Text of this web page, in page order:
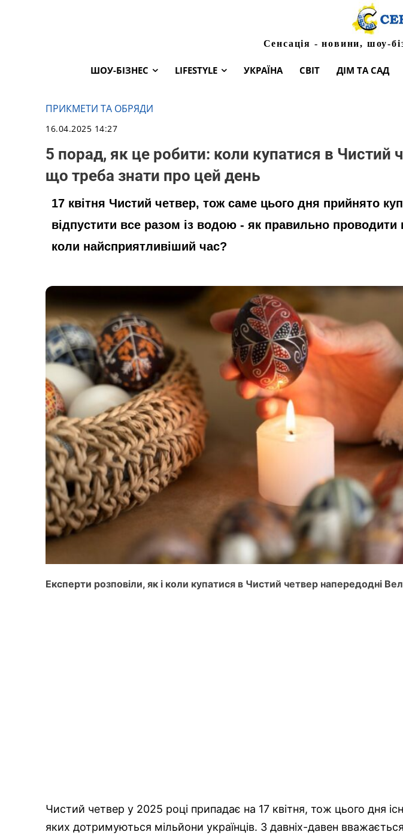
Сенсація - новини, шоу-
ШОУ-БІЗНЕС LIFESTYLE УКРАЇНА СВІТ ДІМ ТА САД
ПРИКМЕТИ ТА ОБРЯДИ
16.04.2025 14:27
5 порад, як це робити: коли купатися в Чистий
що треба знати про цей день
17 квітня Чистий четвер, тож саме цього дня прийнято
відпустити все разом із водою - як правильно проводити
коли найсприятливіший час?
Експерти розповіли, як і коли купатися в Чистий четвер напередодні
Чистий четвер у 2025 році припадає на 17 квітня, тож цього дня
яких дотримуються мільйони українців. З давніх-давен